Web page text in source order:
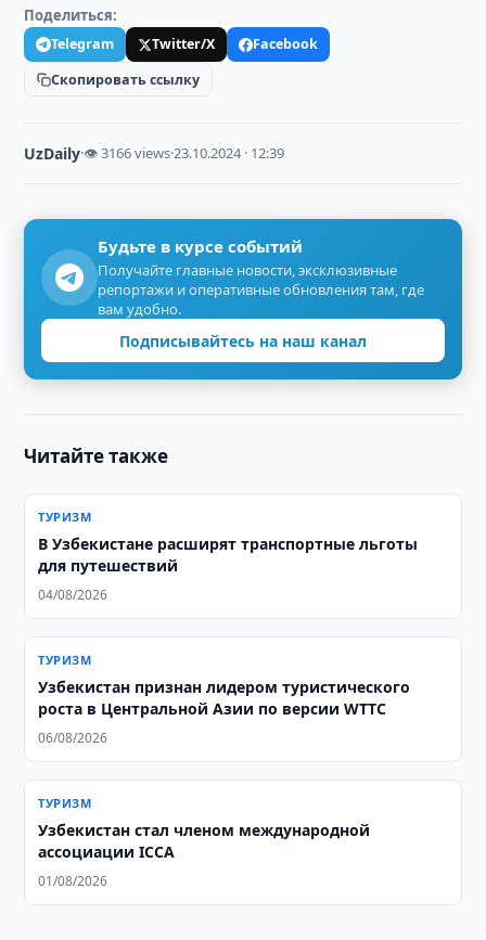
Поделиться:
Telegram Twitter/X
Facebook
Скопировать ссылку
UzDaily·👁 3166 views·23.10.2024 · 12:39
Будьте в курсе событий
Получайте главные новости, эксклюзивные
репортажи и оперативные обновления там, где
вам удобно.
Подписывайтесь на наш канал
Читайте также
ТУРИЗМ
В Узбекистане расширят транспортные льготы
для путешествий
04/08/2026
ТУРИЗМ
Узбекистан признан лидером туристического
роста в Центральной Азии по версии WTTC
06/08/2026
ТУРИЗМ
Узбекистан стал членом международной
ассоциации ICCA
01/08/2026